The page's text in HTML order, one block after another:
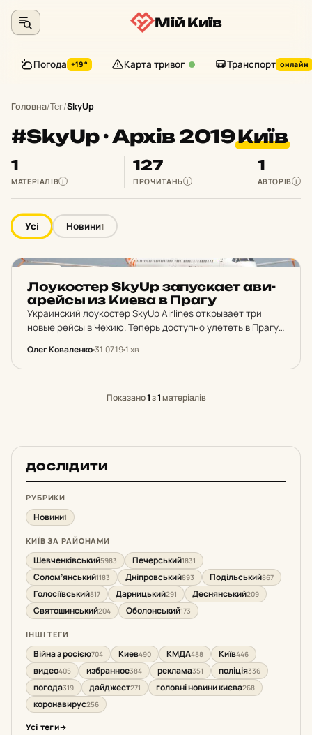
Мій Київ
Погода +19° Карта тривог Транспорт онлайн
Головна/Тег/SkyUp
#SkyUp · Архів 2019Київ
1
МАТЕРІАЛІВ i
127
ПРОЧИТАНЬ i
1
АВТОРІВ i
Усі Новини1
Ло­у­кос­тер SkyUp за­пус­ка­ет ави­
а­рейсы из Киева в Прагу
Украинский лоукостер SkyUp Airlines открывает три
новые рейсы в Чехию. Теперь доступно улететь в Прагу
Олег Коваленко31.07.191 хв
Показано1з1матеріалів
ДОСЛІДИТИ
РУБРИКИ
Новини1
КИЇВ ЗА РАЙОНАМИ
Шевченківський5983 Печерський1831
Солом’янський1183 Дніпровський893 Подільський867
Голосіївський817 Дарницький291 Деснянський209
Святошинський204 Оболонський173
ІНШІ ТЕГИ
Війна з росією704 Киев490 КМДА488 Київ446
видео405 избранное384 реклама351 поліція336
погода319 дайджест271 головні новини києва268
коронавирус256
Усі теги